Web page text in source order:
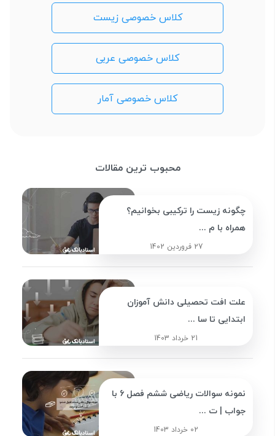
کلاس خصوصی زیست
کلاس خصوصی عربی
کلاس خصوصی آمار
محبوب ترین مقالات
چگونه زیست را ترکیبی بخوانیم؟
همراه با م ...
27 فروردین 1402
علت افت تحصیلی دانش آموزان
ابتدایی تا سا ...
21 خرداد 1403
نمونه سوالات ریاضی ششم فصل 6 با
جواب | ت ...
02 خرداد 1403